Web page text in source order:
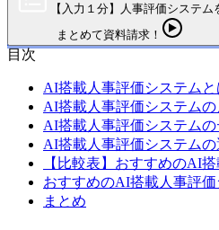
【入力１分】人事評価システム
まとめて資料請求！
目次
AI搭載人事評価システムと
AI搭載人事評価システムの
AI搭載人事評価システムの
AI搭載人事評価システム
【比較表】おすすめのAI
おすすめのAI搭載人事評
まとめ